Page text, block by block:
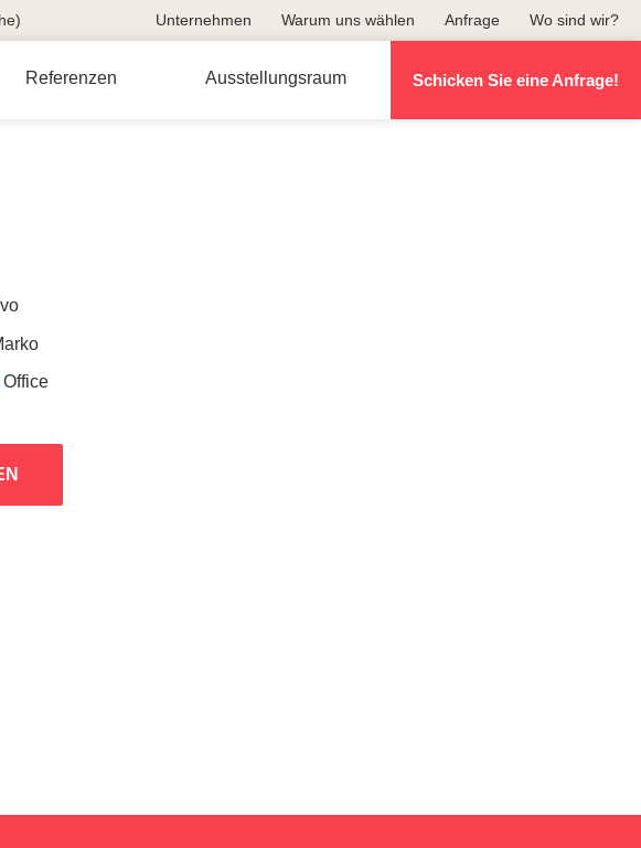
Unternehmen Warum uns wählen Anfrage Wo sind wir?
Referenzen Ausstellungsraum Schicken Sie eine Anfrage!
Ivo
Office